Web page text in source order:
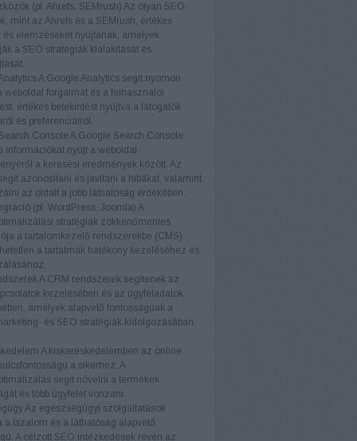
(pl. Ahrefs, SEMrush) Az olyan SEO-
mint az Ahrefs és a SEMrush, értékes
és elemzéseket nyújtanak, amelyek
a SEO stratégiák kialakítását és
A Google Analytics segít nyomon
weboldal forgalmát és a felhasználói
értékes betekintést nyújtva a látogatók
és preferenciáiról.
Console A Google Search Console
információkat nyújt a weboldal
a keresési eredmények között. Az
azonosítani és javítani a hibákat, valamint
az oldalt a jobb láthatóság érdekében.
(pl. WordPress, Joomla) A
stratégiák zökkenőmentes
a tartalomkezelő rendszerekbe (CMS)
a tartalmak hatékony kezeléséhez és
A CRM rendszerek segítenek az
kezelésében és az ügyféladatok
amelyek alapvető fontosságúak a
és SEO stratégiák kidolgozásában.
A kiskereskedelemben az online
a sikerhez. A
segít növelni a termékek
és több ügyfelet vonzani.
Az egészségügyi szolgáltatások
a bizalom és a láthatóság alapvető
A célzott SEO intézkedések révén az